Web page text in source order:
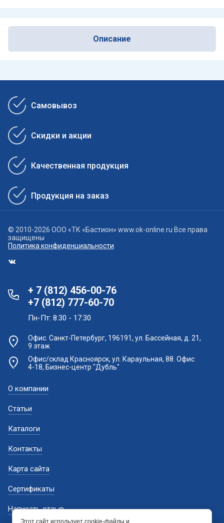
Описание
Самовывоз
Скидки и акции
Качественная продукция
Продукция на заказ
© 2010-2026 ООО «ТК «Бастион» www.ok-online.ru Все права
защищены
Политика конфиденциальности
+ 7 (812) 456-00-76
+7 (812) 777-60-70
Пн-Пт: 8:30 - 17:30
Офис. Санкт-Петербург, 196191, ул. Бассейная, д. 21,
9 этаж
Офис/склад Красноярск, ул. Караульная, 88. Офис
4-18, Бизнес-центр "Дубль"
О компании
Статьи
Каталоги
Контакты
Карта сайта
Сертификаты
Написать отзыв
Этот сайт использует cookie-файлы и